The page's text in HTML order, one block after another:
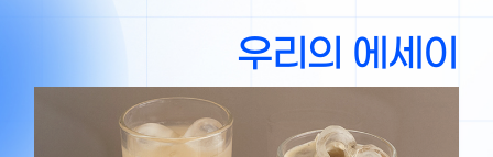
우리의 에세이